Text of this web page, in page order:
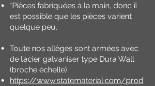
*Pièces fabriquées à la main, donc il
est possible que les pièces varient
quelque peu.
Toute nos allèges sont armées avec
de l’acier galvaniser type Dura Wall
(broche échelle)
https://www.statematerial.com/prod